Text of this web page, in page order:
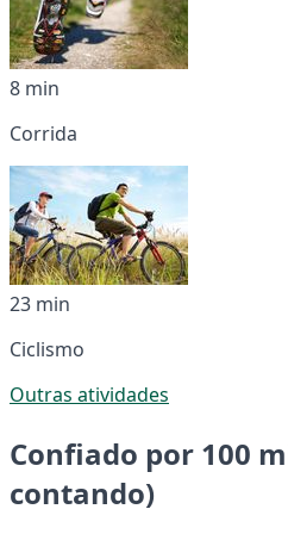
8 min
Corrida
23 min
Ciclismo
Outras atividades
Confiado por 100
contando)